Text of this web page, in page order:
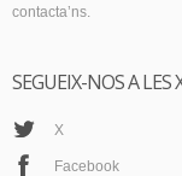
contacta’ns.
SEGUEIX-NOS A LES
X
Facebook